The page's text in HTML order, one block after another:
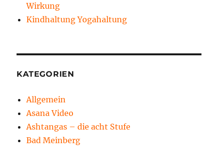
Wirkung
Kindhaltung Yogahaltung
KATEGORIEN
Allgemein
Asana Video
Ashtangas – die acht Stufe
Bad Meinberg